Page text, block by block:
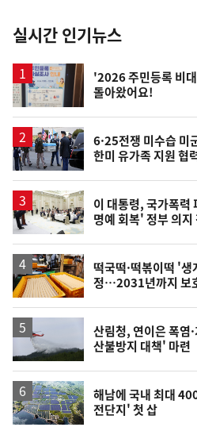
뉴
스
실시간 인기뉴스
'2026 주민등록 비
돌아왔어요!
6·25전쟁 미수습
한미 유가족 지원 협
이 대통령, 국가폭력
명예 회복' 정부 의지
떡국떡·떡볶이떡 '
정…2031년까지 보
산림청, 연이은 폭염
산불방지 대책' 마련
해남에 국내 최대
전단지' 첫 삽